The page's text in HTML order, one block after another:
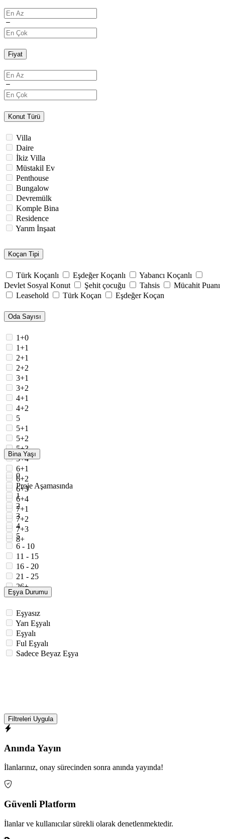
Fiyat
Konut Türü
Villa
Daire
İkiz Villa
Müstakil Ev
Penthouse
Bungalow
Devremülk
Komple Bina
Residence
Yarım İnşaat
Koçan Tipi
Türk Koçanlı Eşdeğer Koçanlı
Yabancı Koçanlı
Devlet Sosyal Konut
Şehit çocuğu Tahsis
Mücahit Puanı
Leasehold
Türk Koçan Eşdeğer Koçan
Oda Sayısı
1+0
1+1
2+1
2+2
3+1
3+2
4+1
4+2
5
5+1
5+2
5+3
5+4
6+1
6+2
6+3
6+4
7+1
7+2
7+3
8+
Bina Yaşı
0
Proje Aşamasında
1
2
3
4
5
6 - 10
11 - 15
16 - 20
21 - 25
26+
Eşya Durumu
Eşyasız
Yarı Eşyalı
Eşyalı
Ful Eşyalı
Sadece Beyaz Eşya
Filtreleri Uygula
Anında Yayın
İlanlarınız, onay sürecinden sonra anında yayında!
Güvenli Platform
İlanlar ve kullanıcılar sürekli olarak denetlenmektedir.